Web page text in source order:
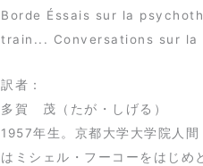
Borde Éssais sur la
train... Conversations sur la
訳者：
多賀 茂（たが・しげる）
1957年生。京都大学大学院人
はミシェル・フーコーをはじ